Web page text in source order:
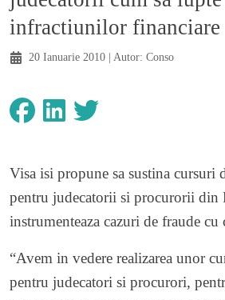
infractiunilor financiare
20 Ianuarie 2010 | Autor: Conso
Visa isi propune sa sustina cursuri
pentru judecatorii si procurorii din
instrumenteaza cazuri de fraude cu
“Avem in vedere realizarea unor
pentru judecatori si procurori,